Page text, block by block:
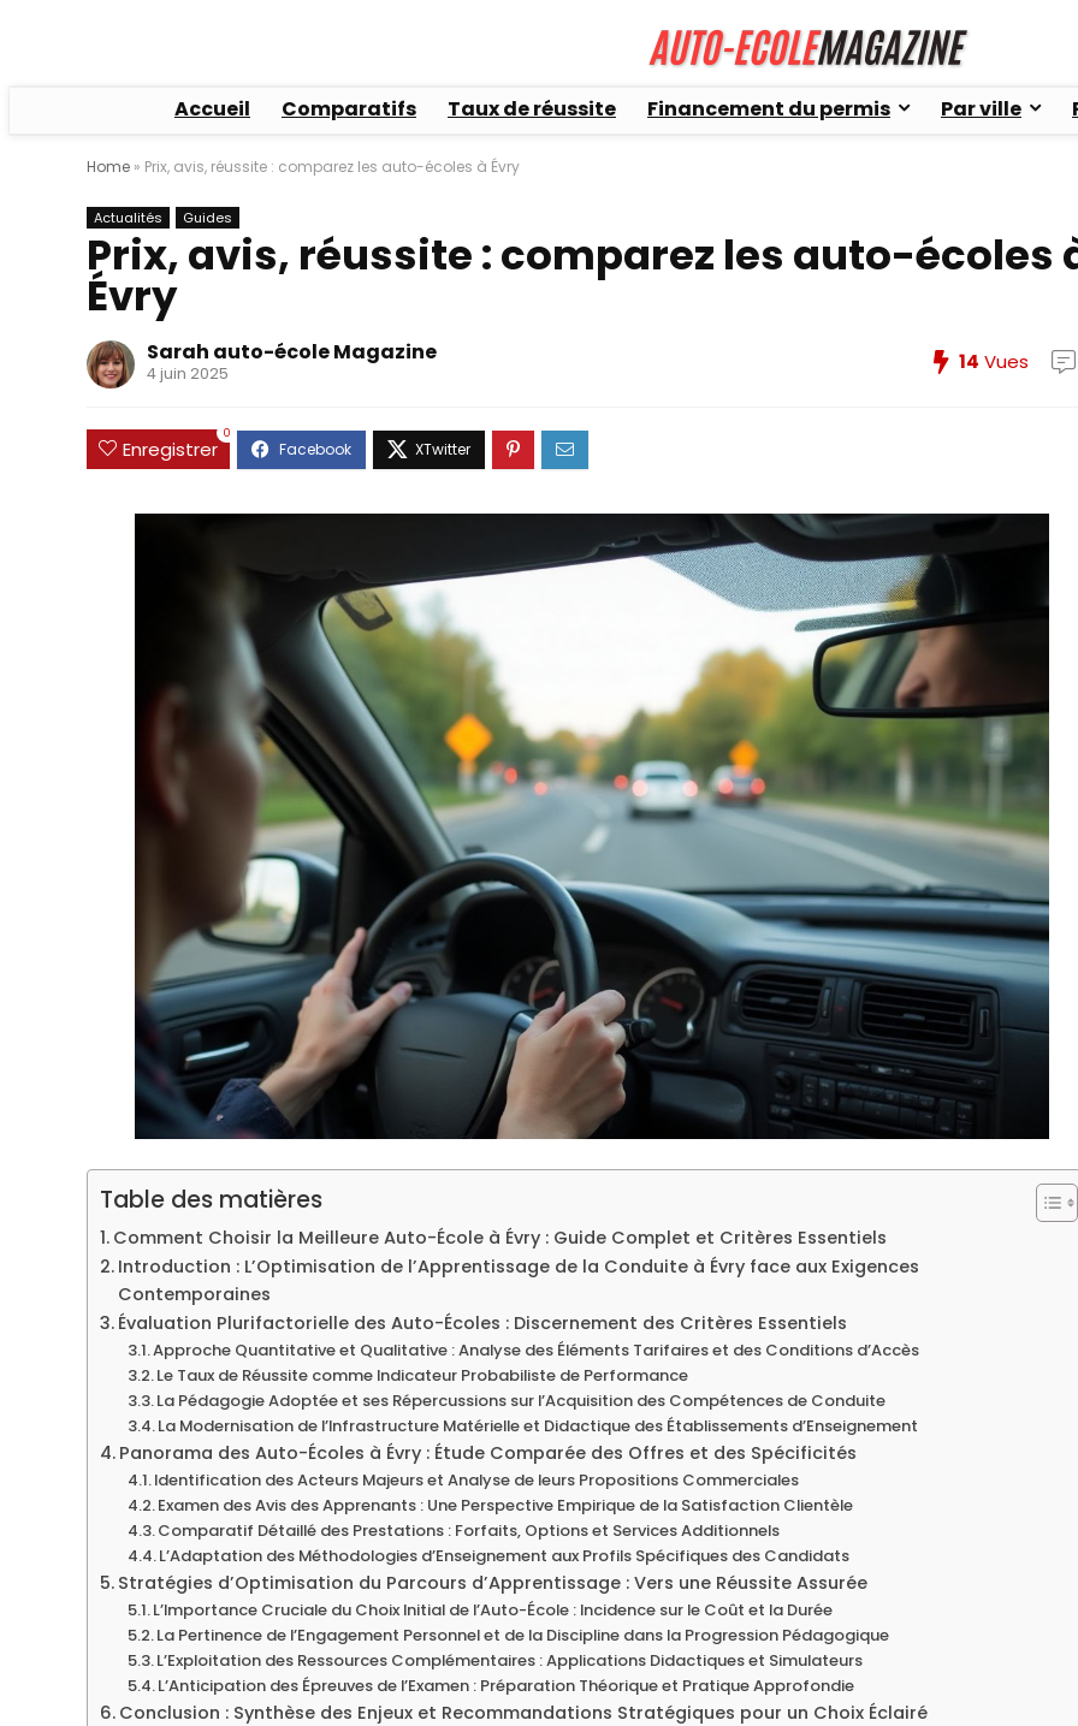
Accueil Comparatifs Taux de réussite Financement du permis Par ville
Home » Prix, avis, réussite : comparez les auto-écoles à Évry
Actualités Guides
Prix, avis, réussite : comparez les auto-écoles
Évry
Sarah auto-école Magazine
4 juin 2025 14 Vues
Enregistrer
0
Table des matières
Comment Choisir la Meilleure Auto-École à Évry : Guide Complet et Critères Essentiels
Introduction : L’Optimisation de l’Apprentissage de la Conduite à Évry face aux Exigences
Contemporaines
Évaluation Plurifactorielle des Auto-Écoles : Discernement des Critères Essentiels
Approche Quantitative et Qualitative : Analyse des Éléments Tarifaires et des Conditions d’Accès
Le Taux de Réussite comme Indicateur Probabiliste de Performance
La Pédagogie Adoptée et ses Répercussions sur l’Acquisition des Compétences de Conduite
La Modernisation de l’Infrastructure Matérielle et Didactique des Établissements d’Enseignement
Panorama des Auto-Écoles à Évry : Étude Comparée des Offres et des Spécificités
Identification des Acteurs Majeurs et Analyse de leurs Propositions Commerciales
Examen des Avis des Apprenants : Une Perspective Empirique de la Satisfaction Clientèle
Comparatif Détaillé des Prestations : Forfaits, Options et Services Additionnels
L’Adaptation des Méthodologies d’Enseignement aux Profils Spécifiques des Candidats
Stratégies d’Optimisation du Parcours d’Apprentissage : Vers une Réussite Assurée
L’Importance Cruciale du Choix Initial de l’Auto-École : Incidence sur le Coût et la Durée
La Pertinence de l’Engagement Personnel et de la Discipline dans la Progression Pédagogique
L’Exploitation des Ressources Complémentaires : Applications Didactiques et Simulateurs
L’Anticipation des Épreuves de l’Examen : Préparation Théorique et Pratique Approfondie
Conclusion : Synthèse des Enjeux et Recommandations Stratégiques pour un Choix Éclairé